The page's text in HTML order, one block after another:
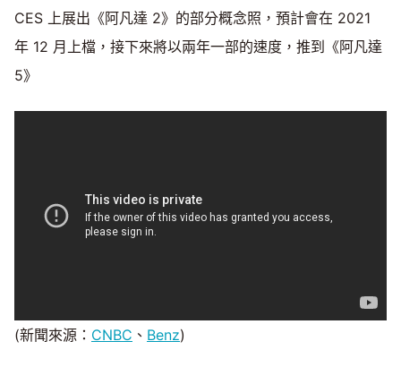
CES 上展出《阿凡達 2》的部分概念照，預計會在 2021
年 12 月上檔，接下來將以兩年一部的速度，推到《阿凡達
5》
(新聞來源： CNBC 、 Benz)